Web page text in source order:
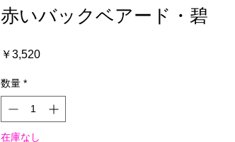
赤いバックベアード・碧
￥3,520価
数量 *
在庫なし